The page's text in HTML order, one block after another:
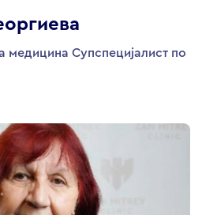
медицина Супспецијалист по